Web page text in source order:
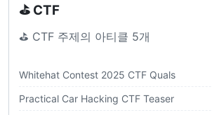
⛳️ CTF
⛳️ CTF 주제의 아티클 5개
Whitehat Contest 2025 CTF Quals
Practical Car Hacking CTF Teaser